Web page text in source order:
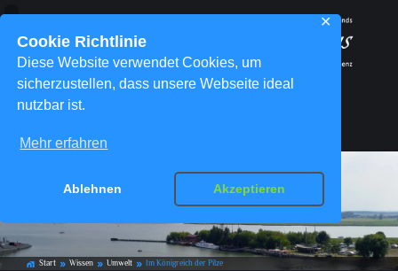
Cookie Richtlinie
Diese Website verwendet Cookies, um
sicherzustellen, dass unsere Webseite ideal
nutzbar ist.
Mehr erfahren
Ablehnen Akzeptieren
✕
Im Königreich der Pilze
home_work Start double_arrow Wissen double_arrow Umwelt double_arrow Im Königreich der Pilze